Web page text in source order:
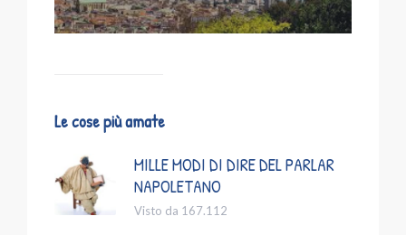
Le cose più amate
MILLE MODI DI DIRE DEL PARLAR
NAPOLETANO
Visto da 167.112